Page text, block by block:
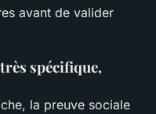
avant de valider
spécifique,
la preuve sociale